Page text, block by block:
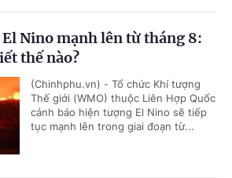
El Nino mạnh lên từ tháng 8:
thế nào?
(Chinhphu.vn) - Tổ chức Khí tượng
Thế giới (WMO) thuộc Liên Hợp Quốc
cảnh báo hiện tượng El Nino sẽ tiếp
tục mạnh lên trong giai đoạn từ...